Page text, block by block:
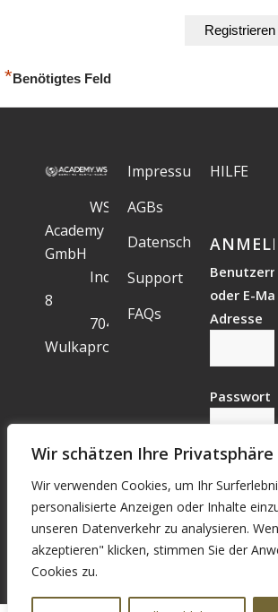
Wir schätzen Ihre Privatsphäre
Wir verwenden Cookies, um Ihr
personalisierte Anzeigen oder Inhalte
unseren Datenverkehr zu analysieren.
akzeptieren" klicken, stimmen Sie der
Cookies zu.
*Benötigtes Feld
WS
Academy
GmbH
Industriegelände
8
7041
Wulkaprodersdorf
Impressum
AGBs
Datenschutz
Support
FAQs
HILFE
oder E-
Adresse
Passwort
Vergessen?